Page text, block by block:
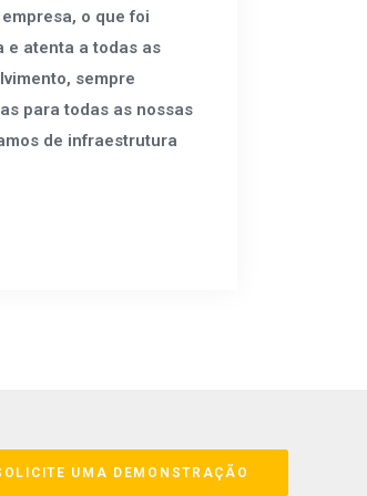
o que foi
e atenta a todas as
sempre
para todas as nossas
de infraestrutura
UMA DEMONSTRAÇÃO